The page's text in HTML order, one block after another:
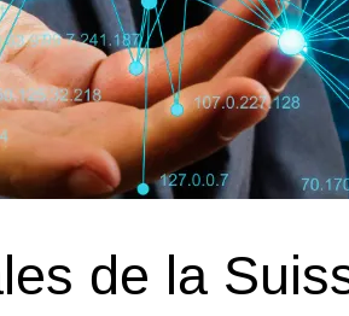
de la